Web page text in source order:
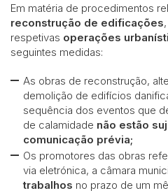
Em matéria de procedimentos
reconstrução de edificações
respetivas operações
seguintes medidas:
As obras de reconstrução,
demolição de edifícios
sequência dos eventos que
de calamidade não estão
comunicação prévia;
Os promotores das obras
via eletrónica, a câmara
trabalhos no prazo de um